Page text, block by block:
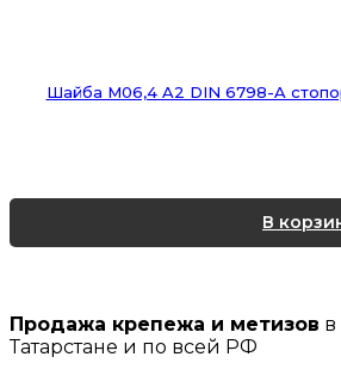
Шайба М06,4 A2 DIN 6798-A
В
Продажа крепежа и метизов в
Татарстане и по всей РФ